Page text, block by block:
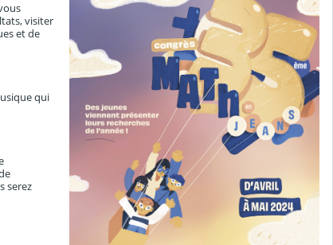
visiter
et de
qui
serez